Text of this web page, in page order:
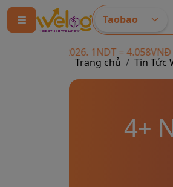
Taobao
= 4.058VNĐ
Trang chủ Tin Tức
4+